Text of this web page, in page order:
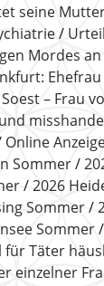
seine
Mordes
Ehefrau
Soest – Frau
Online
Sommer
2026
Sommer
Sommer
für Täter
einzelner